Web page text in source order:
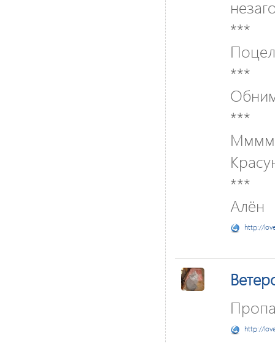
***
***
***
***
Алён
http://
http://